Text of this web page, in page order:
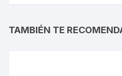
TAMBIÉN TE